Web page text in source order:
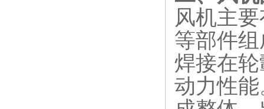
风机主
等部件
焊接在
动力性